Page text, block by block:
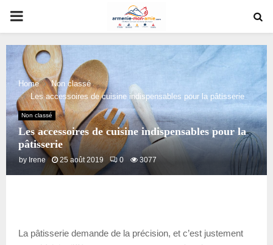
PRIMARY
MENU
Home
Non classé
Les accessoires de cuisine indispensables pour la pâtisserie
Non classé
Les accessoires de cuisine indispensables pour la
pâtisserie
by Irene 25 août 2019 0 3077
La pâtisserie demande de la précision, et c’est justement